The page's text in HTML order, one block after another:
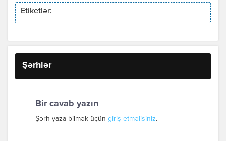
Etiketlər:
Şərhlər
Bir cavab yazın
Şərh yaza bilmək üçün giriş etməlisiniz.